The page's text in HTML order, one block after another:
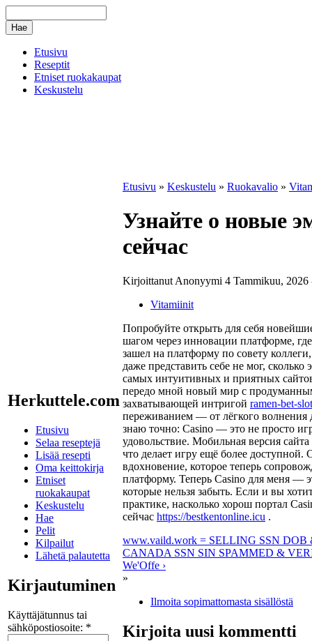
Etusivu
Reseptit
Etniset ruokakaupat
Keskustelu
Herkuttele.com
Etusivu
Selaa reseptejä
Lisää resepti
Oma keittokirja
Etniset
ruokakaupat
Keskustelu
Hae
Pelit
Kilpailut
Lähetä palautetta
Kirjautuminen
Käyttäjätunnus tai
sähköpostiosoite: *
Etusivu » Keskustelu » Ruokavalio »
Узнайте о новые
сейчас
Kirjoittanut Anonyymi 4 Tammikuu, 2026
Vitamiinit
Попробуйте открыть для себя
шагом через инновации платформе,
зашел на платформу по совету
даже представить себе не мог,
самых интуитивных и приятных
передо мной новый мир с
захватывающей интригой ramen-bet-
переживанием — от лёгкого
знаю точно: Casino — это не просто
удовольствие. Мобильная версия
что делает игру ещё более доступной.
вдохновение, которое теперь
платформу. Теперь Casino для меня —
которые нельзя забыть. Если и вы
практике, насколько хорош портал
сейчас https://bestkentonline.icu .
www.vaild.work = SELLING SSN
CANADA SSN SIN SPAMMED &
We'Offe ›
»
Ilmoita sopimattomasta sisällöstä
Kirjoita uusi kommentti